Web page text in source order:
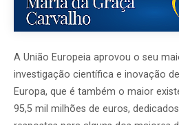
A União Europeia aprovou o seu
investigação científica e inovação
Europa, que é também o maior
95,5 mil milhões de euros,